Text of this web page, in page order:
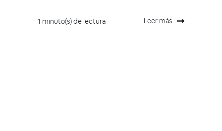
1 minuto(s) de lectura Leer más